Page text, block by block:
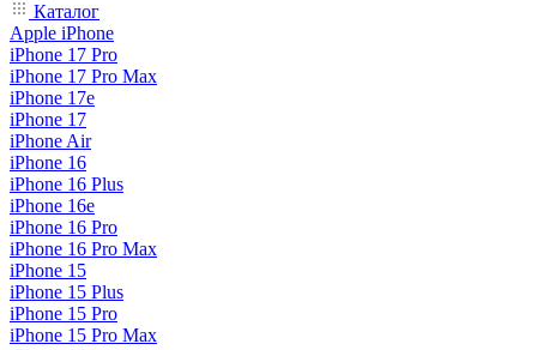
Каталог
Apple iPhone
iPhone 17 Pro
iPhone 17 Pro Max
iPhone 17e
iPhone 17
iPhone Air
iPhone 16
iPhone 16 Plus
iPhone 16e
iPhone 16 Pro
iPhone 16 Pro Max
iPhone 15
iPhone 15 Plus
iPhone 15 Pro
iPhone 15 Pro Max